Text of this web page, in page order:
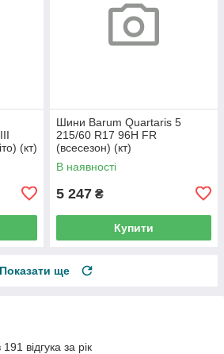
(кт)
Шини Barum Quartaris 5
215/60 R17 96H FR
(всесезон) (кт)
В наявності
5 247 ₴
Купити
Показати ще
відгука за рік